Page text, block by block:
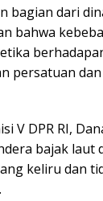
bagian dari
bahwa
persatuan dan
V DPR RI,
bajak laut
keliru dan